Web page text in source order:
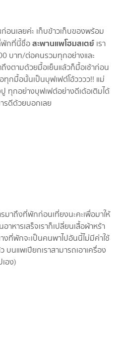
อนเลยค่ะ เก็บข้าวเก็บของพร้อม
พักที่นี้ชื่อสะพานแพโฮมสเตย์ เรา
บาท/ต่อคนรวมทุกอย่างและ
งตามด้วยมื้อเย็นแล้วก็มื้อเช้าก่อน
กมื้อนั้นเป็นบุฟเฟต์โอ้วววว!! แม่
ทุกอย่างบุฟเฟต์อย่างดีเด้อเติมได้
รดีด้วยบอกเลย
าถึงที่พักก่อนเที่ยงนะคะเพื่อมาให้
าหารเสร็จเราก็เปลี่ยนเสื้อผ้าหร้า
ที่พักจะเป็นคนพาไปอันนี้ไม่มีค่าใช้
บนแพเปียกเราสามารถเอาเครื่อง
อง)